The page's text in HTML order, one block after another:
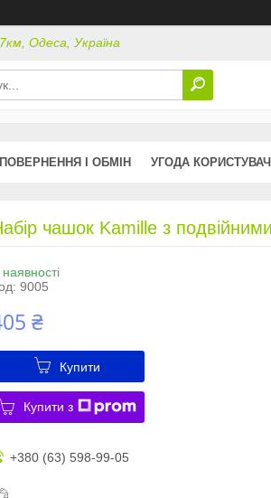
Одеса, Україна
ПОВЕРНЕННЯ І ОБМІН УГОДА
чашок Kamille з
9005
₴
Купити
Купити з
+380 (63) 598-99-05